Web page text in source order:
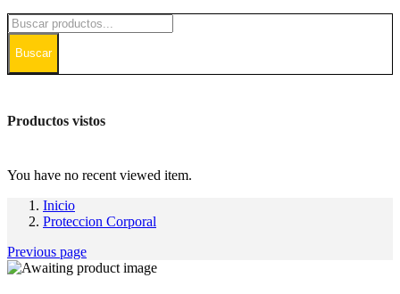
Buscar
Productos vistos
You have no recent viewed item.
Inicio
Proteccion Corporal
Previous page